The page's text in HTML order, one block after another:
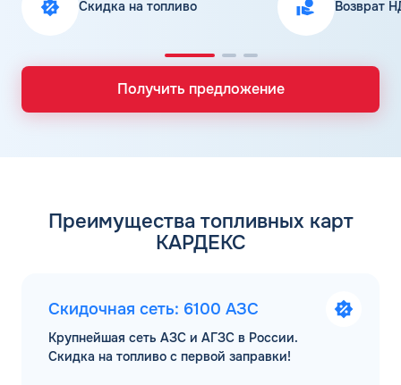
Скидка на топливо Возврат
Получить предложение
Преимущества топливных карт
КАРДЕКС
Скидочная сеть: 6100 АЗС
Крупнейшая сеть АЗС и АГЗС в России.
Скидка на топливо с первой заправки!